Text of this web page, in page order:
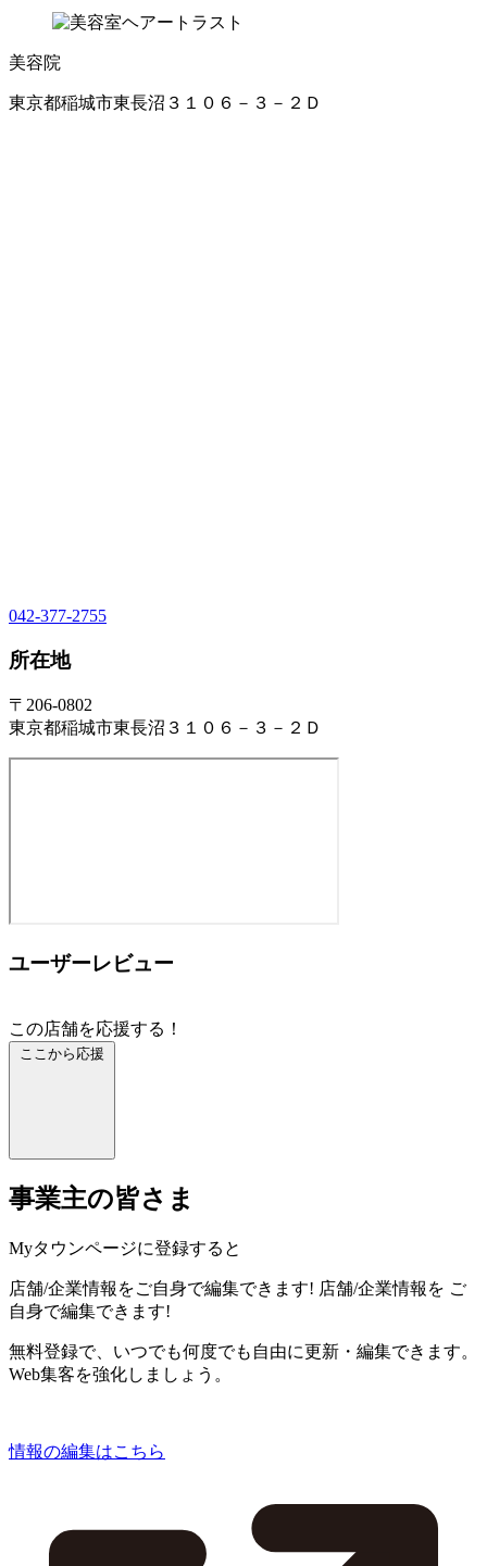
美容院
東京都稲城市東長沼３１０６－３－２Ｄ
042-377-2755
所在地
〒206-0802
東京都稲城市東長沼３１０６－３－２Ｄ
ユーザーレビュー
この店舗を応援する！
ここから応援
事業主の皆さま
Myタウンページに登録すると
店舗/企業情報をご自身で編集できます! 店舗/企業情報を ご
自身で編集できます!
無料登録で、いつでも何度でも自由に更新・編集できます。
Web集客を強化しましょう。
情報の編集はこちら